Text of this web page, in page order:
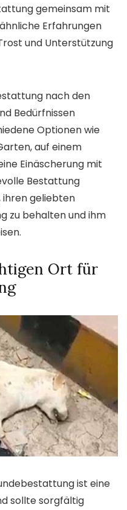
gemeinsam mit
Erfahrungen
und Unterstützung
nach den
Bedürfnissen
Optionen wie
auf einem
Einäscherung mit
Bestattung
geliebten
zu behalten und ihm
Ort für
ist eine
sollte sorgfältig